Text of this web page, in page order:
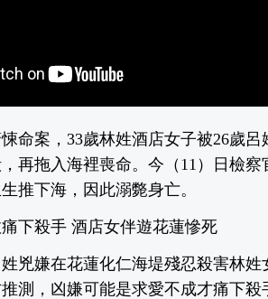
命案，33歲林姓酒店女子被26歲
再拖入海裡喪命。今（11）日檢
推下海，因此溺斃身亡。
下殺手 酒店女伴遊花蓮慘死
兇嫌在花蓮化仁海堤殘忍殺害林
測，凶嫌可能是求愛不成才痛下殺